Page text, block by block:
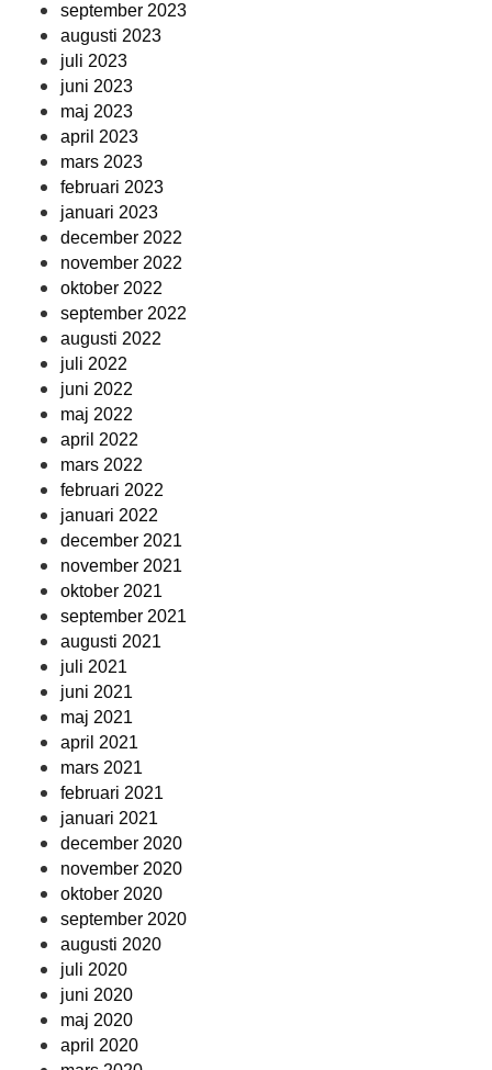
september 2023
augusti 2023
juli 2023
juni 2023
maj 2023
april 2023
mars 2023
februari 2023
januari 2023
december 2022
november 2022
oktober 2022
september 2022
augusti 2022
juli 2022
juni 2022
maj 2022
april 2022
mars 2022
februari 2022
januari 2022
december 2021
november 2021
oktober 2021
september 2021
augusti 2021
juli 2021
juni 2021
maj 2021
april 2021
mars 2021
februari 2021
januari 2021
december 2020
november 2020
oktober 2020
september 2020
augusti 2020
juli 2020
juni 2020
maj 2020
april 2020